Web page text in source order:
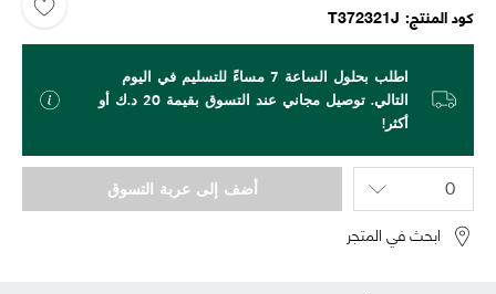
كود المنتج T372321J
اطلب بحلول الساعة 7 مساءً للتسليم في اليوم
التالي. توصيل مجاني عند التسوق بقيمة 20 د.ك أو
أكثر!
أضف إلى عربة التسوق
ابحث في المتجر